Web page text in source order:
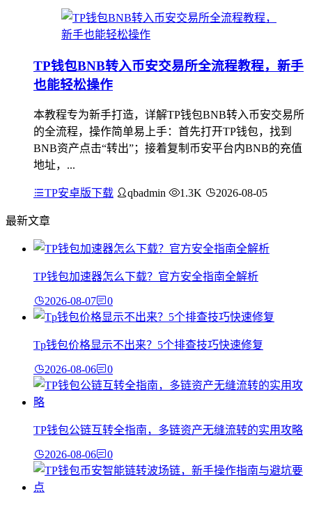
TP钱包BNB转入币安交易所全流程教程，新手
也能轻松操作
本教程专为新手打造，详解TP钱包BNB转入币安交易所
的全流程，操作简单易上手：首先打开TP钱包，找到
BNB资产点击“转出”；接着复制币安平台内BNB的充值
地址，...
TP安卓版下载 qbadmin 1.3K 2026-08-05
最新文章
TP钱包加速器怎么下载？官方安全指南全解析
2026-08-07 0
Tp钱包价格显示不出来？5个排查技巧快速修复
2026-08-06 0
TP钱包公链互转全指南，多链资产无缝流转的实用攻略
2026-08-06 0